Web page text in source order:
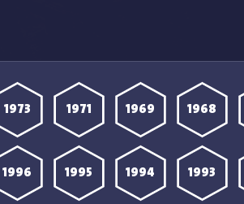
1968
1969
1971
1973
1993
1994
1995
1996